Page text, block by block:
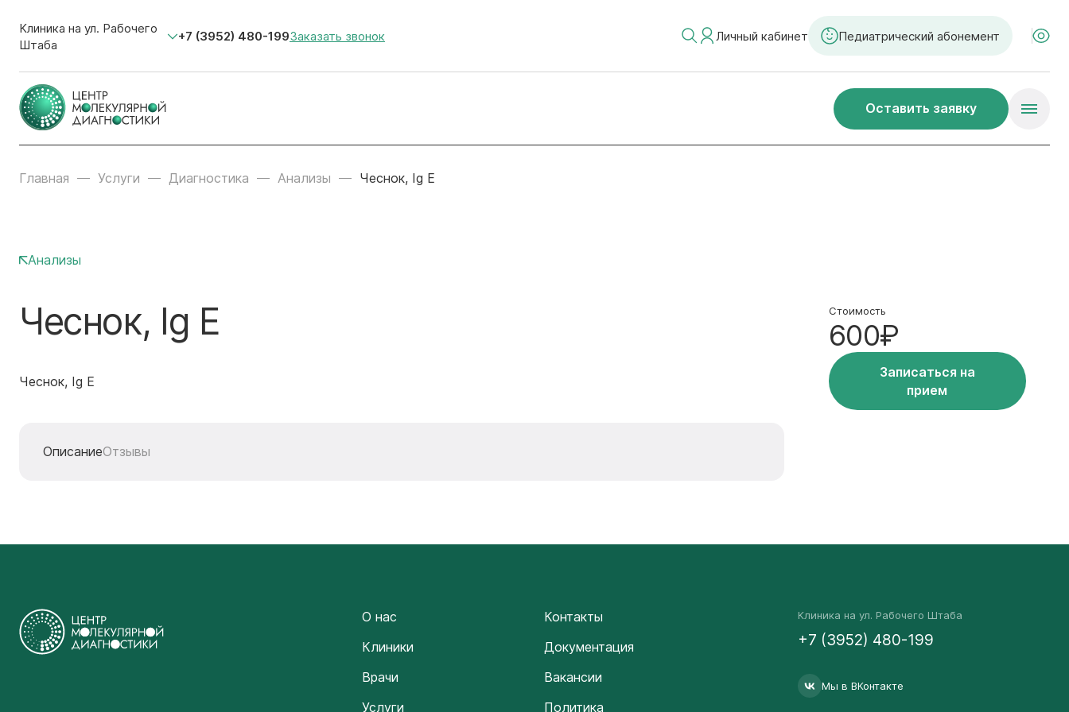
Клиника на ул. Рабочего
Штаба
+7 (3952) 480-199Заказать звонок Личный кабинет Педиатрический абонемент
Оставить заявку
Главная Услуги Диагностика Анализы Чеснок, Ig E
Анализы
Чеснок, Ig E
Чеснок, Ig E
ОписаниеОтзывы
Стоимость
600₽
Записаться на
прием
О нас
Клиники
Врачи
Услуги
Контакты
Документация
Вакансии
Политика
Клиника на ул. Рабочего Штаба
+7 (3952) 480-199
Мы в ВКонтакте